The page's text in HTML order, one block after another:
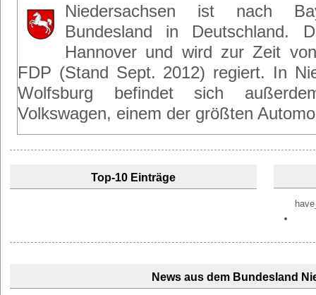
Niedersachsen ist nach
Bundesland in Deutschland.
Hannover und wird zur Zeit
FDP (Stand Sept. 2012) regiert. In
Wolfsburg befindet sich
Volkswagen, einem der größten
Top-10 Einträge
News aus dem Bundesland